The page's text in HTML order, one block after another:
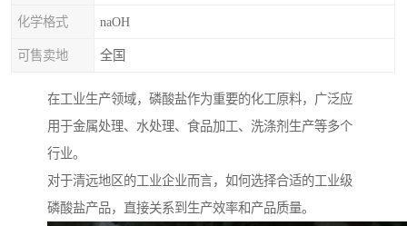
化学格式 naOH
可售卖地 全国
在工业生产领域，磷酸盐作为重要的化工原料，广泛应
用于金属处理、水处理、食品加工、洗涤剂生产等多个
行业。
对于清远地区的工业企业而言，如何选择合适的工业级
磷酸盐产品，直接关系到生产效率和产品质量。